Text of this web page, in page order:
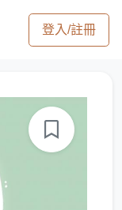
登入/註冊